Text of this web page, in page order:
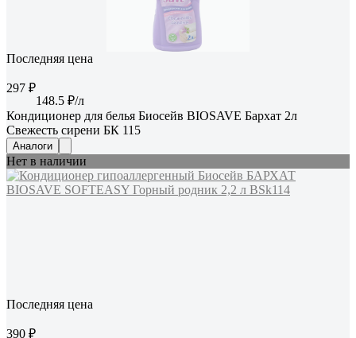
Последняя цена
297 ₽
148.5 ₽/л
Кондиционер для белья Биосейв BIOSAVE Бархат 2л
Свежесть сирени БК 115
Аналоги
Нет в наличии
Последняя цена
390 ₽